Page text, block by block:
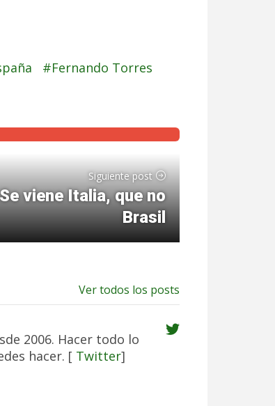
Fernando Torres
Siguiente post
Se viene Italia, que no
Brasil
Ver todos los posts
2006. Hacer todo lo
hacer. [ Twitter]